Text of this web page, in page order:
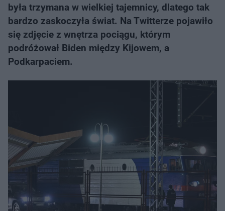
była trzymana w wielkiej tajemnicy, dlatego tak
bardzo zaskoczyła świat. Na Twitterze pojawiło
się zdjęcie z wnętrza pociągu, którym
podróżował Biden między Kijowem, a
Podkarpaciem.